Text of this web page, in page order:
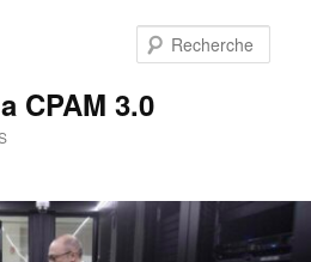
CPAM 3.0